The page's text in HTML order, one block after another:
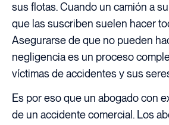
sus flotas. Cuando un camión a
que las suscriben suelen hacer
Asegurarse de que no pueden
negligencia es un proceso
víctimas de accidentes y sus
Es por eso que un abogado con
de un accidente comercial. Los